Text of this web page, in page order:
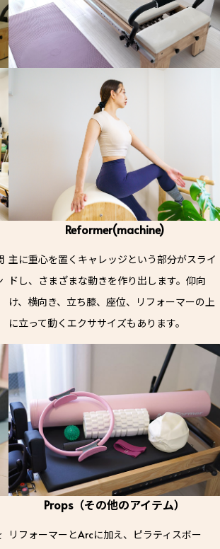
Reformer(machine)
主に重心を置くキャレッジという部分がスライ
ドし、さまざまな動きを作り出します。仰向
け、横向き、立ち膝、座位、リフォーマーの上
に立って動くエクササイズもあります。
Props（その他のアイテム）
リフォーマーとArcに加え、ピラティスボー